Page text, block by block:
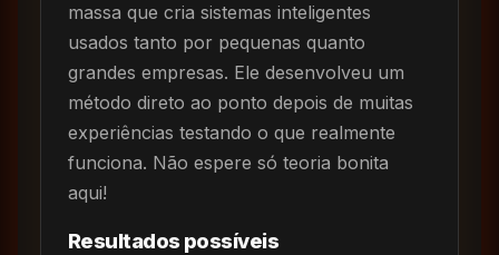
massa que cria sistemas inteligentes
usados tanto por pequenas quanto
grandes empresas. Ele desenvolveu um
método direto ao ponto depois de muitas
experiências testando o que realmente
funciona. Não espere só teoria bonita
aqui!
Resultados possíveis